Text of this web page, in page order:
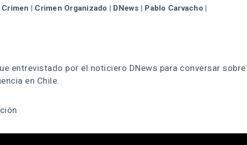
Crimen | Crimen Organizado | DNews | Pablo Carvacho |
entrevistado por el noticiero DNews para conversar
en Chile.